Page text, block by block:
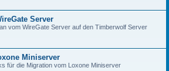
Server
vom WireGate Server auf den Timberwolf Server
Miniserver
für die Migration vom Loxone Miniserver